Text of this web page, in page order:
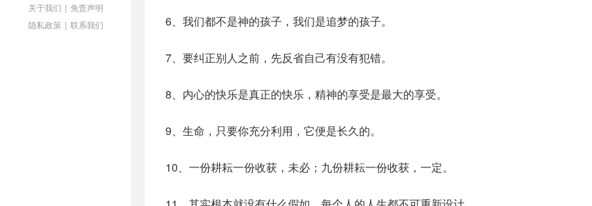
关于我们 | 免责声明
隐私政策 | 联系我们 6、我们都不是神的孩子，我们是追梦的孩子。
7、要纠正别人之前，先反省自己有没有犯错。
8、内心的快乐是真正的快乐，精神的享受是最大的享受。
9、生命，只要你充分利用，它便是长久的。
10、一份耕耘一份收获，未必；九份耕耘一份收获，一定。